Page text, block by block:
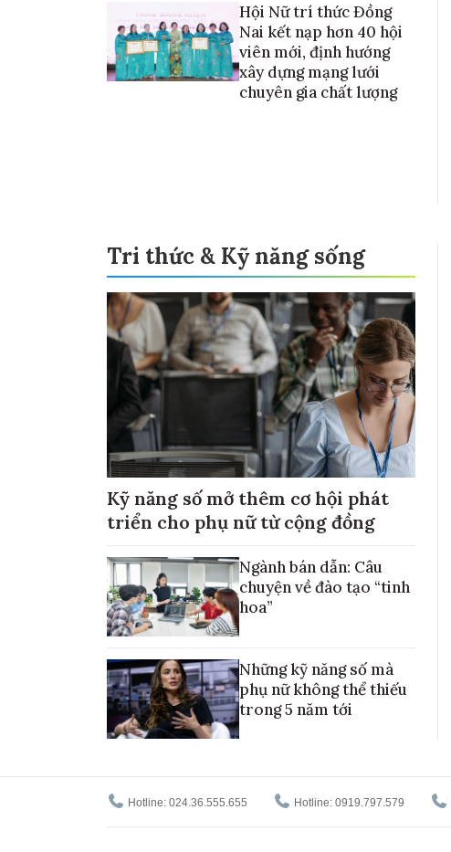
Hội Nữ trí thức Đồng
Nai kết nạp hơn 40 hội
viên mới, định hướng
xây dựng mạng lưới
chuyên gia chất lượng
Tri thức & Kỹ năng sống
Kỹ năng số mở thêm cơ hội phát
triển cho phụ nữ từ cộng đồng
Ngành bán dẫn: Câu
chuyện về đào tạo “tinh
hoa”
Những kỹ năng số mà
phụ nữ không thể thiếu
trong 5 năm tới
Hotline: 024.36.555.655 Hotline: 0919.797.579